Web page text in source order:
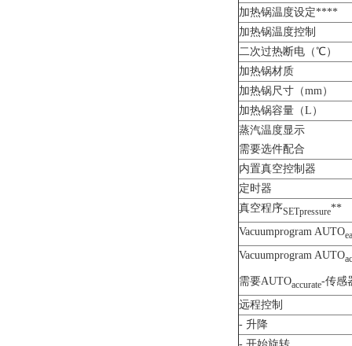
加热锅温度设定****
加热锅温度控制
二次过热断电（℃）
加热锅材质
加热锅尺寸（mm）
加热锅容量（L）
蒸汽温度显示
需要选件配合
内置真空控制器
定时器
真空程序SETpressure**
Vacuumprogram AUTO
Vacuumprogram AUTO
需要AUTOaccurate-传感
远程控制
- 升降